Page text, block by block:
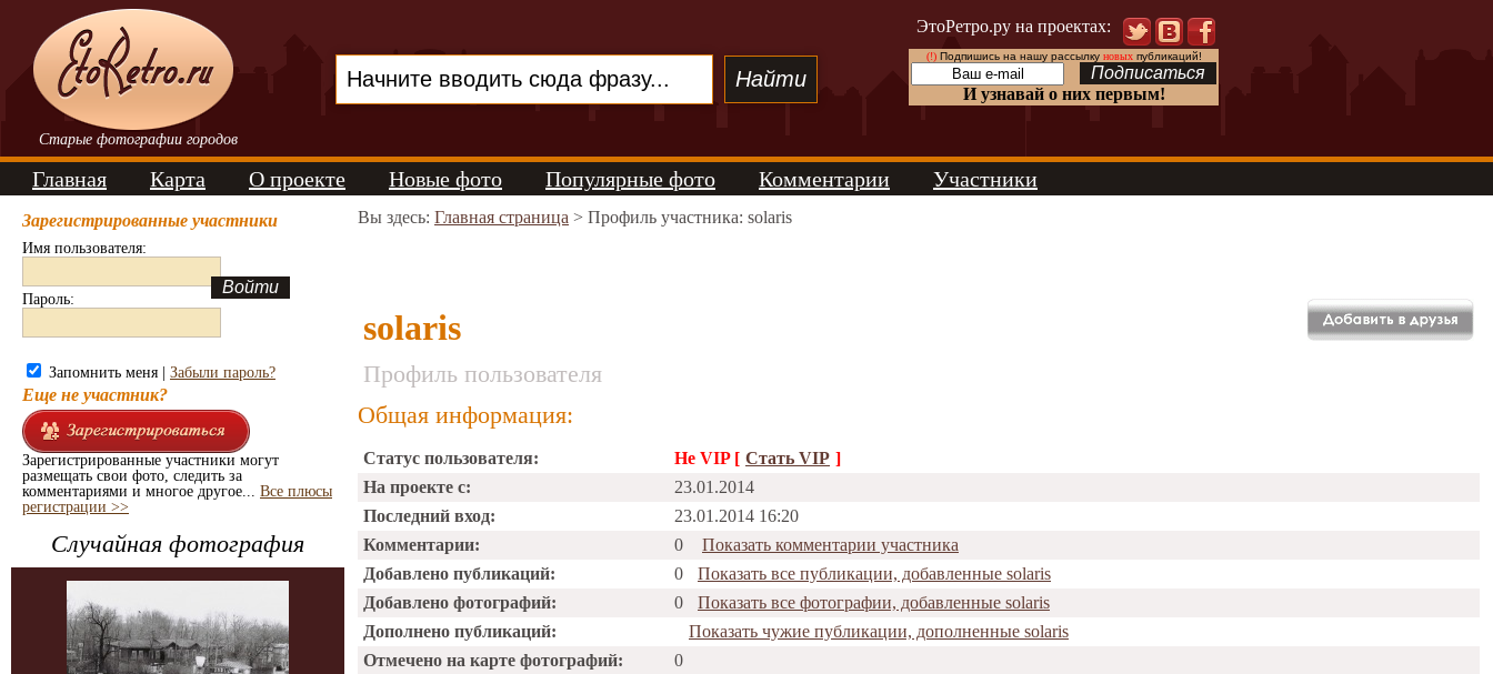
Старые фотографии городов
ЭтоРетро.ру на проектах:
(!)Подпишись на нашу рассылку новыхпубликаций!
И узнавай о них первым!
Главная Карта О проекте Новые фото Популярные фото Комментарии Участники
Зарегистрированные участники
Имя пользователя:
Пароль:
Запомнить меня | Забыли пароль?
Еще не участник?
Зарегистрированные участники могут
размещать свои фото, следить за
комментариями и многое другое... Все плюсы
регистрации >>
Случайная фотография
Вы здесь: Главная страница > Профиль участника: solaris
solaris
Профиль пользователя
Общая информация:
Статус пользователя: Не VIP [ Стать VIP ]
На проекте с:
23.01.2014
Последний вход:
23.01.2014 16:20
Комментарии:
0
Показать комментарии участника
Добавлено публикаций:
0
Показать все публикации, добавленные solaris
Добавлено фотографий:
0
Показать все фотографии, добавленные solaris
Дополнено публикаций:
Показать чужие публикации, дополненные solaris
Отмечено на карте фотографий:
0